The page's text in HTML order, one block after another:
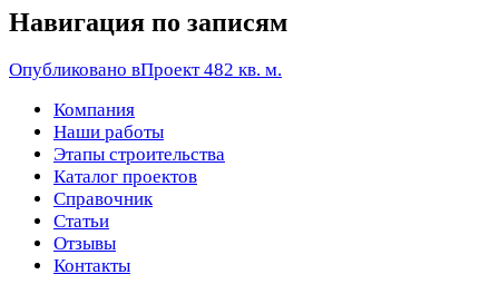
Навигация по записям
Опубликовано вПроект 482 кв. м.
Компания
Наши работы
Этапы строительства
Каталог проектов
Справочник
Статьи
Отзывы
Контакты